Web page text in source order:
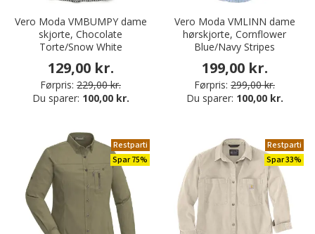
Vero Moda VMBUMPY dame
skjorte, Chocolate
Torte/Snow White
129,00 kr.
Førpris: 229,00 kr.
Du sparer: 100,00 kr.
Vero Moda VMLINN dame
hørskjorte, Cornflower
Blue/Navy Stripes
199,00 kr.
Førpris: 299,00 kr.
Du sparer: 100,00 kr.
Restparti
Spar 75%
Restparti
Spar 33%